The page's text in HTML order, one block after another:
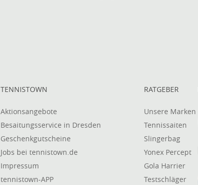
TENNISTOWN
Aktionsangebote
Besaitungsservice in Dresden
Geschenkgutscheine
Jobs bei tennistown.de
Impressum
tennistown-APP
RATGEBER
Unsere Marken
Tennissaiten
Slingerbag
Yonex Percept
Gola Harrier
Testschläger